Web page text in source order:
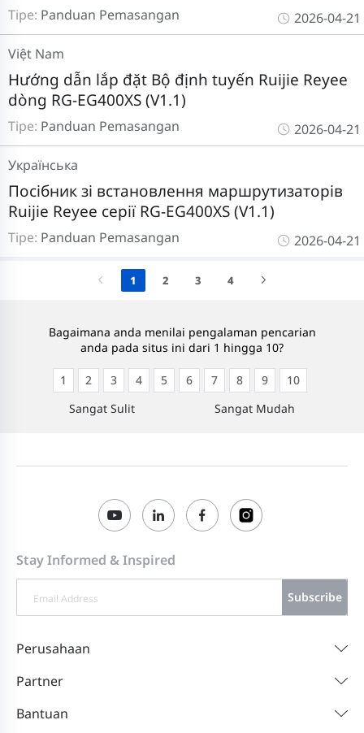
Tipe: Panduan Pemasangan 2026-04-21
Tipe: Panduan Pemasangan
Hướng dẫn lắp đặt Bộ định tuyến Ruijie Reyee
dòng RG-EG400XS (V1.1)
Việt Nam
2026-04-21
Tipe: Panduan Pemasangan
Посібник зі встановлення маршрутизаторів
Ruijie Reyee серії RG-EG400XS (V1.1)
Українська
2026-04-21
1 2 3 4
Bagaimana anda menilai pengalaman pencarian
anda pada situs ini dari 1 hingga 10?
Sangat Sulit
1 2 3 4 5 6 7 8 9
10
Sangat Mudah
Stay Informed & Inspired
Subscribe
Perusahaan
Partner
Bantuan